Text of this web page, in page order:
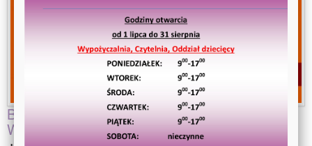
Bibliowakacje Filii w Bibliotece Dziecięcej we
Wrześni